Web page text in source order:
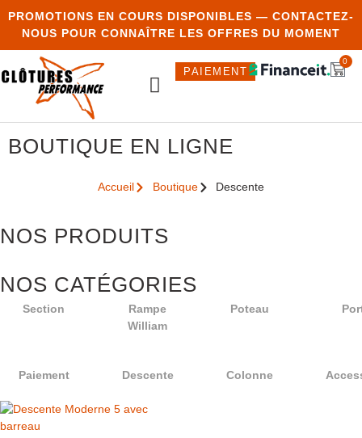
PROMOTIONS EN COURS DISPONIBLES — CONTACTEZ-
NOUS POUR CONNAÎTRE LES OFFRES DU MOMENT
JOINDRE
PAIEMENT
0
BOUTIQUE EN LIGNE
Accueil Boutique Descente
NOS PRODUITS
NOS CATÉGORIES
Section
Rampe
William
Poteau
Paiement Descente Colonne